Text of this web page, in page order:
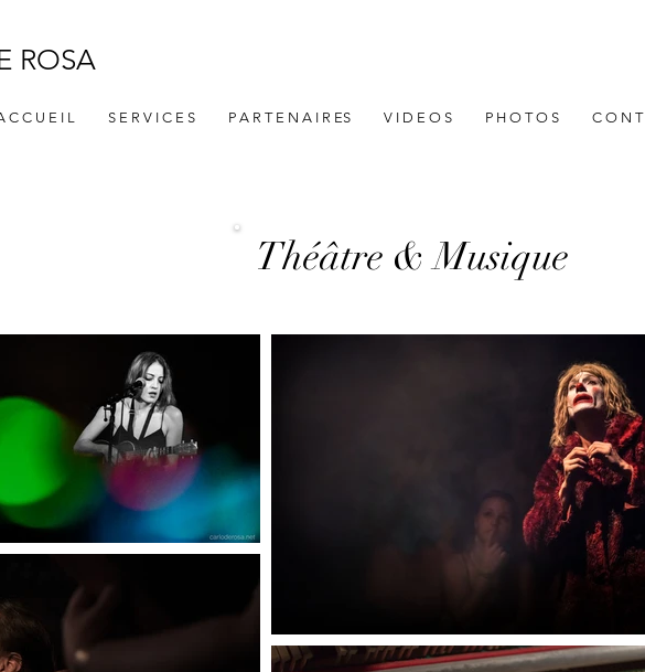
C C U E I L S E R V I C E S P A R T E N A I R ES V I D E O S P H O T O S C O N T
ROSA
Théâtre & Musique